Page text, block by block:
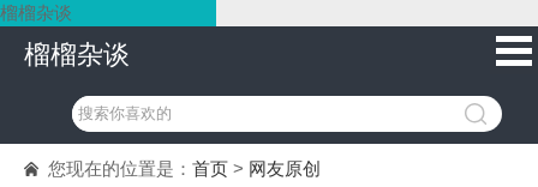
榴榴杂谈
榴榴杂谈
您现在的位置是： 首页 > 网友原创